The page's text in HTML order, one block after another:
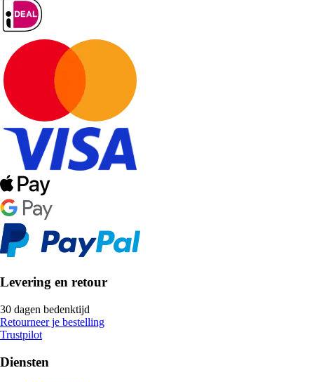
Levering en retour
30 dagen bedenktijd
Retourneer je bestelling
Trustpilot
Diensten